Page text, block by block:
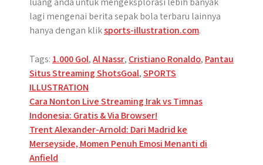
lagi mengenai berita sepak bola terbaru lainnya
hanya dengan kliksports-illustration.com.
Tags: 1.000 Gol,Al Nassr, Cristiano Ronaldo, Pantau
Situs Streaming ShotsGoal,SPORTS
ILLUSTRATION
Post
navigation
Cara Nonton Live Streaming Irak vs Timnas
Indonesia: Gratis & Via Browser!
Trent Alexander-Arnold: Dari Madrid ke
Merseyside, Momen Penuh Emosi Menanti di
Anfield